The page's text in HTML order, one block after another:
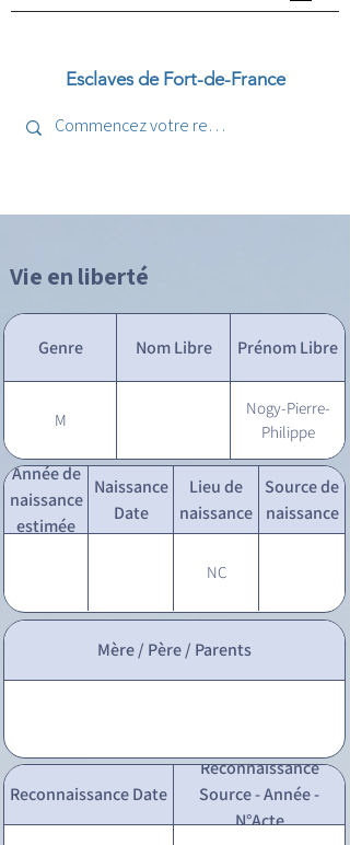
Esclaves de Fort-de-France
Vie en liberté
Genre Nom Libre Prénom Libre
M
Nogy-Pierre-
Philippe
Année de
naissance
estimée
Naissance
Date
Lieu de
naissance
Source de
naissance
NC
Mère / Père / Parents
Reconnaissance Date
Reconnaissance
Source - Année -
N°Acte